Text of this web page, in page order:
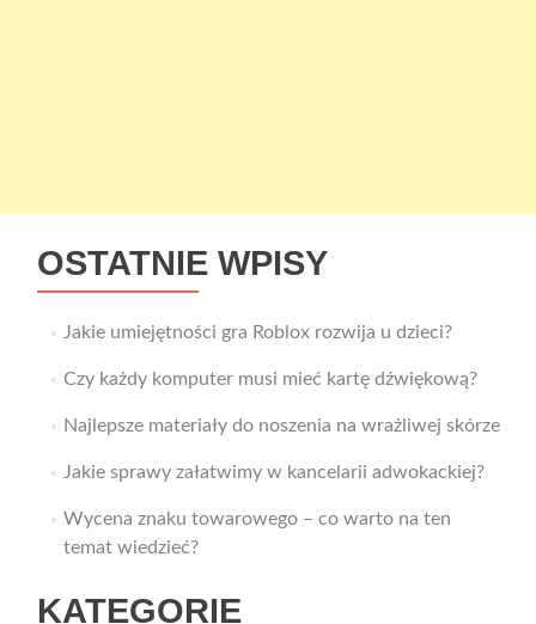
OSTATNIE WPISY
Jakie umiejętności gra Roblox rozwija u dzieci?
Czy każdy komputer musi mieć kartę dźwiękową?
Najlepsze materiały do noszenia na wrażliwej skórze
Jakie sprawy załatwimy w kancelarii adwokackiej?
Wycena znaku towarowego – co warto na ten
temat wiedzieć?
KATEGORIE